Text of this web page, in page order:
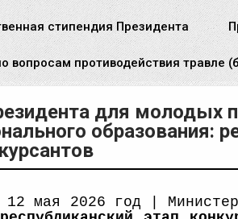
стипендия Президента
вопросам противодействия травле
для молодых
образования:
12 мая 2026 год |